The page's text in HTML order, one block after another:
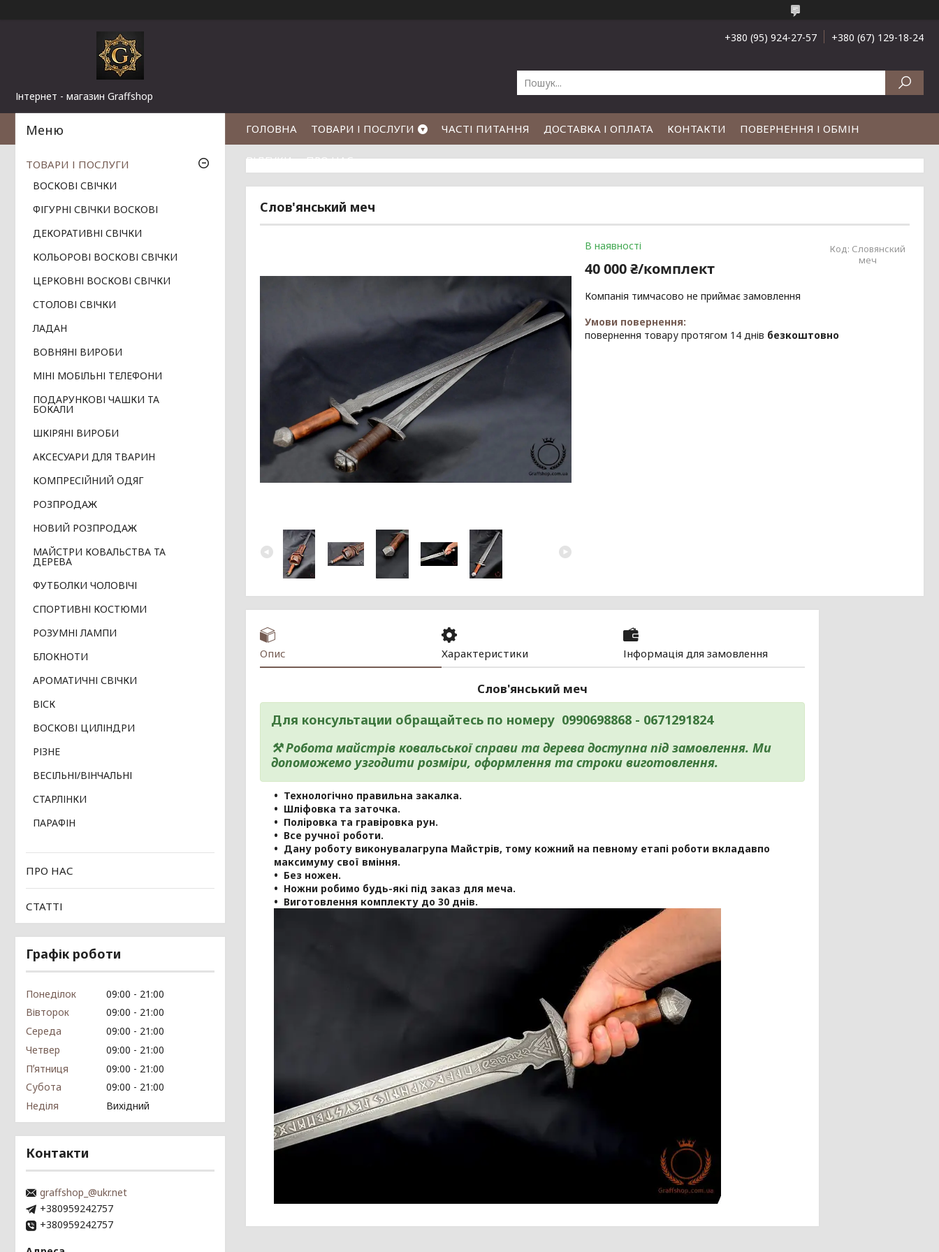
Інтернет - магазин Graffshop
+380 (95) 924-27-57 +380 (67) 129-18-24
ГОЛОВНА ТОВАРИ І ПОСЛУГИ ЧАСТІ ПИТАННЯ ДОСТАВКА І ОПЛАТА КОНТАКТИ ПОВЕРНЕННЯ І ОБМІН
ВІДГУКИ ПРО НАС
Слов'янський меч
В наявності Код: Словянский
меч
40 000 ₴/комплект
Компанія тимчасово не приймає замовлення
повернення товару протягом 14 днів безкоштовно
Опис Характеристики Інформація для замовлення
Слов'янський меч
Для консультации обращайтесь по номеру 0990698868 - 0671291824
⚒ Робота майстрів ковальської справи та дерева доступна під замовлення. Ми
допоможемо узгодити розміри, оформлення та строки виготовлення.
Технологічно правильна закалка.
Шліфовка та заточка.
Поліровка та гравіровка рун.
Все ручної роботи.
Дану роботу виконувалагрупа Майстрів, тому кожний на певному етапі роботи вкладавпо
максимуму свої вміння.
Без ножен.
Ножни робимо будь-які під заказ для меча.
Виготовлення комплекту до 30 днів.
ТОВАРИ І ПОСЛУГИ
ВОСКОВІ СВІЧКИ
ФІГУРНІ СВІЧКИ ВОСКОВІ
ДЕКОРАТИВНІ СВІЧКИ
КОЛЬОРОВІ ВОСКОВІ СВІЧКИ
ЦЕРКОВНІ ВОСКОВІ СВІЧКИ
СТОЛОВІ СВІЧКИ
ЛАДАН
ВОВНЯНІ ВИРОБИ
МІНІ МОБІЛЬНІ ТЕЛЕФОНИ
ПОДАРУНКОВІ ЧАШКИ ТА
БОКАЛИ
ШКІРЯНІ ВИРОБИ
АКСЕСУАРИ ДЛЯ ТВАРИН
КОМПРЕСІЙНИЙ ОДЯГ
РОЗПРОДАЖ
НОВИЙ РОЗПРОДАЖ
МАЙСТРИ КОВАЛЬСТВА ТА
ДЕРЕВА
ФУТБОЛКИ ЧОЛОВІЧІ
СПОРТИВНІ КОСТЮМИ
РОЗУМНІ ЛАМПИ
БЛОКНОТИ
АРОМАТИЧНІ СВІЧКИ
ВІСК
ВОСКОВІ ЦИЛІНДРИ
РІЗНЕ
ВЕСІЛЬНІ/ВІНЧАЛЬНІ
СТАРЛІНКИ
ПАРАФІН
ПРО НАС
СТАТТІ
Графік роботи
Понеділок 09:00
21:00
Вівторок
09:00
21:00
Середа
09:00
21:00
Четвер
09:00
21:00
Пʼятниця
09:00
21:00
Субота
09:00
21:00
Неділя
Вихідний
Контакти
graffshop_@ukr.net
+380959242757
+380959242757